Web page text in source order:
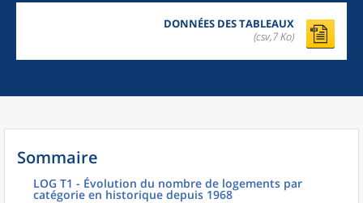
DONNÉES DES TABLEAUX
(csv,7 Ko)
Sommaire
LOG T1 - Évolution du nombre de logements par
catégorie en historique depuis 1968